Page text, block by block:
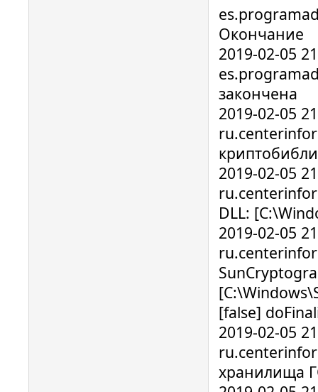
Окончание
2019-02-05
закончена
2019-02-05
2019-02-05
DLL:
2019-02-05
[false]
2019-02-05
хранилища